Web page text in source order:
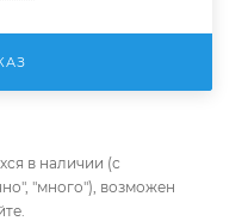
в наличии (с
"много"), возможен